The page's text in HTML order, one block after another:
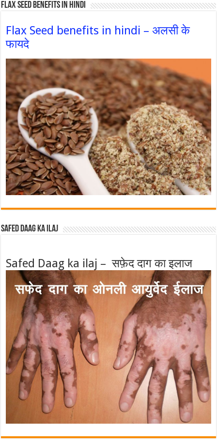
Flax Seed Benefits in hindi
Flax Seed benefits in hindi – अलसी के
फायदे
Safed Daag ka ilaj
Safed Daag ka ilaj – सफ़ेद दाग का इलाज